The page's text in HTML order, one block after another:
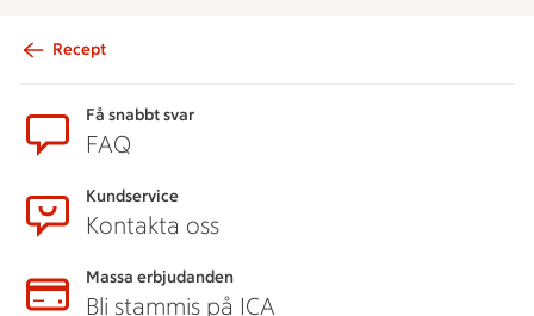
Recept
Få snabbt svar
FAQ
Kundservice
Kontakta oss
Massa erbjudanden
Bli stammis på ICA